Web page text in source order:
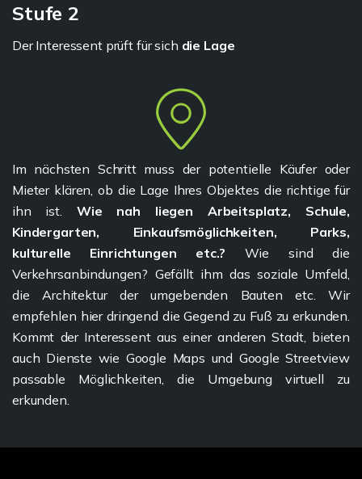
Stufe 2
Der Interessent prüft für sich die Lage
Im nächsten Schritt muss der potentielle Käufer oder
Mieter klären, ob die Lage Ihres Objektes die richtige für
ihn ist. Wie nah liegen Arbeitsplatz, Schule,
Kindergarten, Einkaufsmöglichkeiten, Parks,
kulturelle Einrichtungen etc.? Wie sind die
Verkehrsanbindungen? Gefällt ihm das soziale Umfeld,
die Architektur der umgebenden Bauten etc. Wir
empfehlen hier dringend die Gegend zu Fuß zu erkunden.
Kommt der Interessent aus einer anderen Stadt, bieten
auch Dienste wie Google Maps und Google Streetview
passable Möglichkeiten, die Umgebung virtuell zu
erkunden.